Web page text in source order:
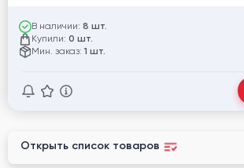
В наличии: 8 шт.
Купили: 0 шт.
Мин. заказ: 1 шт.
Открыть список товаров